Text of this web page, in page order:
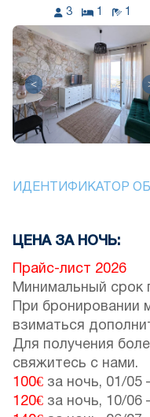
3 1 1
<
ИДЕНТИФИКАТОР
ЦЕНА ЗА НОЧЬ:
Прайс-лист 2026
Минимальный срок
При бронировании
взиматься
Для получения
свяжитесь с нами.
100€ за ночь, 01/05
120€ за ночь, 10/06